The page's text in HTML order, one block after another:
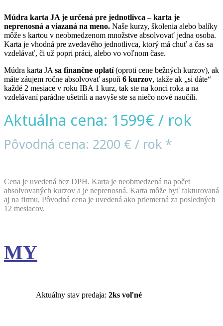
Múdra karta JA je určená pre jednotlivca – karta je
neprenosná a viazaná na meno. Naše kurzy, školenia alebo balíky
môže s kartou v neobmedzenom množstve absolvovať jedna osoba.
Karta je vhodná pre zvedavého jednotlivca, ktorý má chuť a čas sa
vzdelávať, či už popri práci, alebo vo voľnom čase.
Múdra karta JA sa finančne oplatí(oproti cene bežných kurzov), ak
máte záujem ročne absolvovať aspoň 6 kurzov, takže ak „si dáte“
každé 2 mesiace v roku IBA 1 kurz, tak ste na konci roka a na
vzdelávaní parádne ušetrili a navyše ste sa niečo nové naučili.
Aktuálna cena: 1599€ / rok
Pôvodná cena: 2200 € / rok *
Cena je uvedená bez DPH. Karta je neobmedzená na počet
absolvovaných kurzov a je neprenosná. Karta môže byť fakturovaná
aj na firmu. Pôvodná cena je uvedená ako priemerná za posledných
12 mesiacov.
MY
Aktuálny stav predaja: 2ks voľné